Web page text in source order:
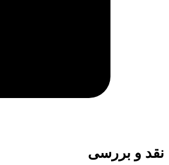
نقد و بررسی